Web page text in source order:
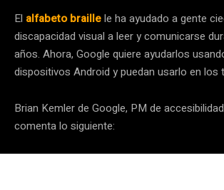
El alfabeto braillele ha ayudado a gente
discapacidad visual a leer y comunicarse
años. Ahora, Google quiere ayudarlos
dispositivos Android y puedan usarlo en los
Brian Kemler de Google, PM de
comenta lo siguiente: